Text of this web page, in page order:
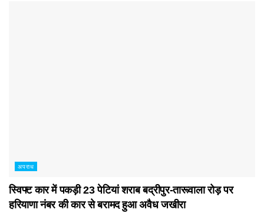
अपराध
स्विफ्ट कार में पकड़ी 23 पेटियां शराब बद्रीपुर-तारूवाला रोड़ पर
हरियाणा नंबर की कार से बरामद हुआ अवैध जखीरा